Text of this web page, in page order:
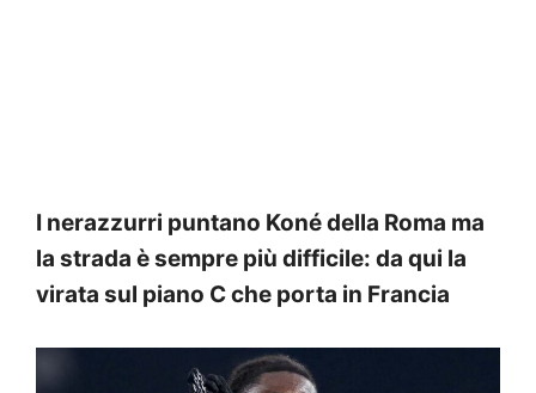
I nerazzurri puntano Koné della Roma ma
la strada è sempre più difficile: da qui la
virata sul piano C che porta in Francia